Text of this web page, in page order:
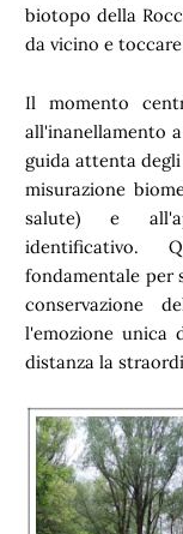
biotopo della
da vicino e
Il momento
all'inanellamento
guida attenta
misurazione
salute) e
identificativo.
fondamentale per
conservazione
l'emozione unica
distanza la